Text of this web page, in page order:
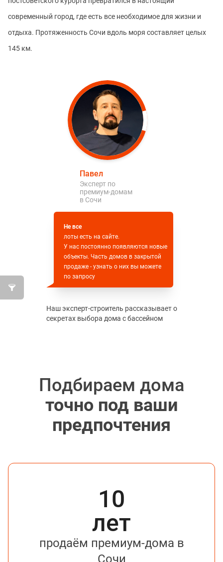
современный город, где есть все необходимое для жизни и
отдыха. Протяженность Сочи вдоль моря составляет целых
145 км.
Павел
Эксперт по
премиум-домам
в Сочи
Не все
лоты есть на сайте.
У нас постоянно появляются новые
объекты. Часть домов в закрытой
продаже - узнать о них вы можете
по запросу
Наш эксперт-строитель рассказывает о
секретах выбора дома с бассейном
Подбираем дома
точно под ваши
предпочтения
10
лет
продаём премиум-дома в
Сочи